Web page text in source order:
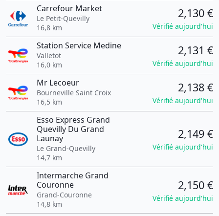
Carrefour Market
Le Petit-Quevilly
16,8 km
2,130 €
Vérifié aujourd'hui
Station Service Medine
Valletot
16,0 km
2,131 €
Vérifié aujourd'hui
Mr Lecoeur
Bourneville Saint Croix
16,5 km
2,138 €
Vérifié aujourd'hui
Esso Express Grand
Quevilly Du Grand
Launay
Le Grand-Quevilly
14,7 km
2,149 €
Vérifié aujourd'hui
Intermarche Grand
Couronne
Grand-Couronne
14,8 km
2,150 €
Vérifié aujourd'hui